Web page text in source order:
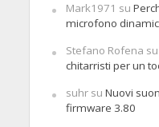
Mark1971 su
microfono
Stefano Rofena su
chitarristi per un
suhrsu Nuovi
firmware 3.80